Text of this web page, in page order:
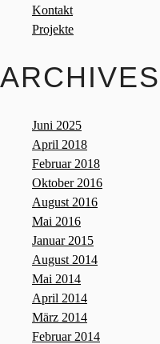
Kontakt
Projekte
ARCHIVES
Juni 2025
April 2018
Februar 2018
Oktober 2016
August 2016
Mai 2016
Januar 2015
August 2014
Mai 2014
April 2014
März 2014
Februar 2014